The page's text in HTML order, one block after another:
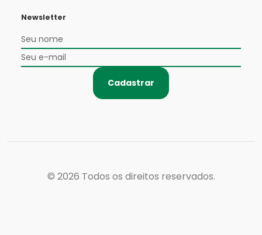
Newsletter
Cadastrar
© 2026 Todos os direitos reservados.